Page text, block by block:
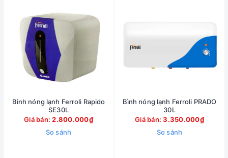
Bình nóng lạnh Ferroli Rapido
SE30L
Giá bán:2.800.000₫
So sánh
Bình nóng lạnh Ferroli PRADO
30L
Giá bán:3.350.000₫
So sánh